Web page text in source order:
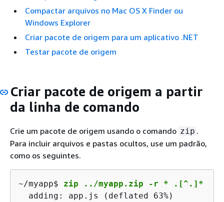
Compactar arquivos no Mac OS X Finder ou
Windows Explorer
Criar pacote de origem para um aplicativo .NET
Testar pacote de origem
Criar pacote de origem a partir
da linha de comando
Crie um pacote de origem usando o comando zip .
Para incluir arquivos e pastas ocultos, use um padrão,
como os seguintes.
~/myapp$ zip ../myapp.zip -r * .[^.]*
  adding: app.js (deflated 63%)